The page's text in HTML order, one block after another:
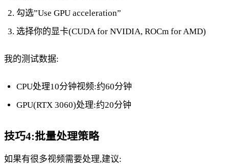
勾选”Use GPU acceleration”
选择你的显卡(CUDA for NVIDIA, ROCm for AMD)
我的测试数据:
CPU处理10分钟视频:约60分钟
GPU(RTX 3060)处理:约20分钟
技巧4:批量处理策略
如果有很多视频需要处理,建议: